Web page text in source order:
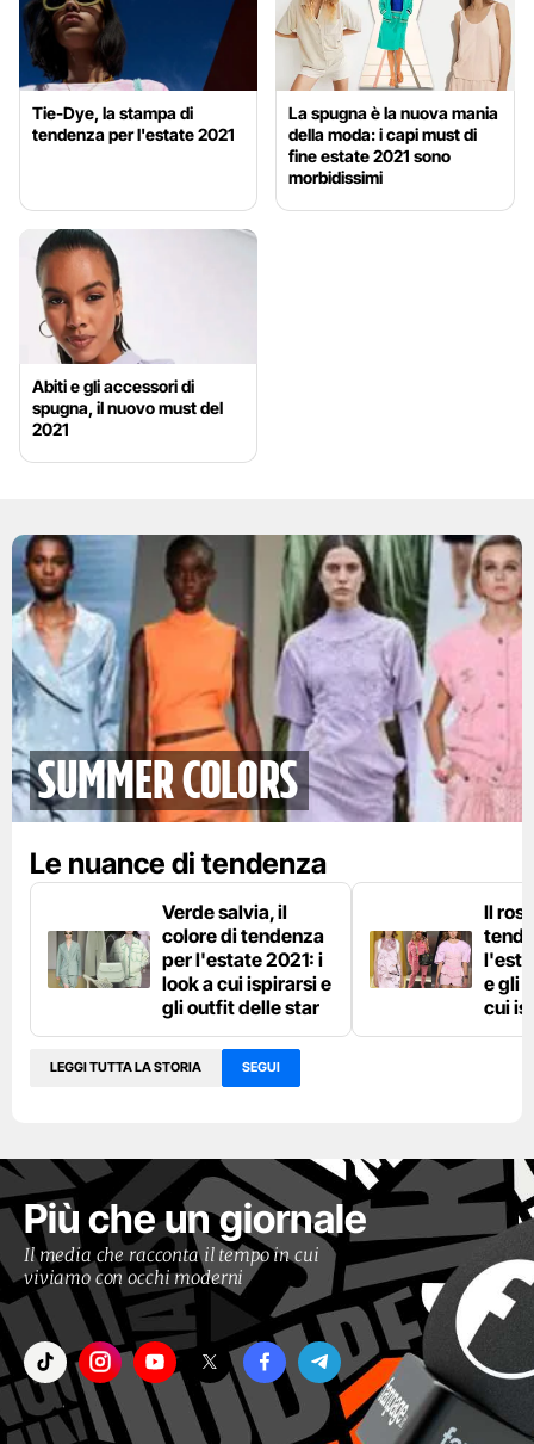
Tie-Dye, la stampa di
tendenza per l'estate 2021
La spugna è la nuova mania
della moda: i capi must di
fine estate 2021 sono
morbidissimi
Abiti e gli accessori di
spugna, il nuovo must del
2021
Summer colors
Le nuance di tendenza
Verde salvia, il
colore di tendenza
per l'estate 2021: i
look a cui ispirarsi e
gli outfit delle star
Il
e gli
cui
LEGGI TUTTA LA STORIA SEGUI
Più che un giornale
Il media che racconta il tempo in cui
viviamo con occhi moderni